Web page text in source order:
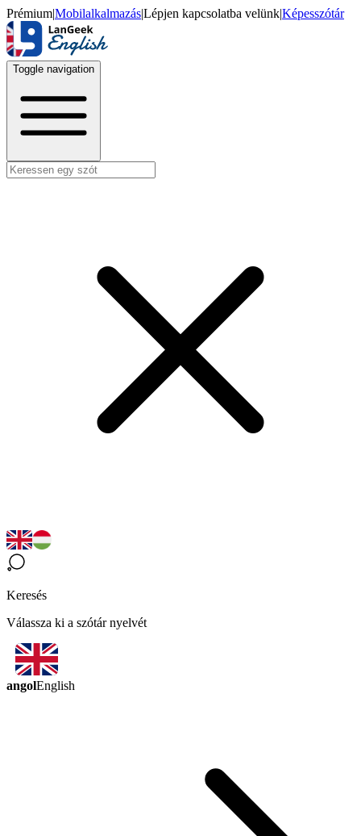
Prémium|Mobilalkalmazás|Lépjen kapcsolatba velünk|Képesszótár
Toggle navigation
Keresés
Válassza ki a szótár nyelvét
angolEnglish